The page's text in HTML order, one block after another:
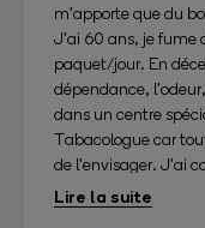
m'apporte que du
J'ai 60 ans, je fume
paquet/jour. En
dépendance,
dans un centre
Tabacologue car
de l'envisager. J'ai
patchs, ça s'est fait
pensais ! Puis, au